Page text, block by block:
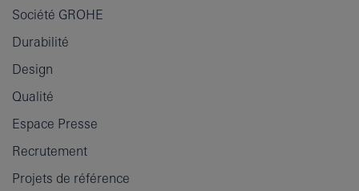
Société GROHE
Durabilité
Design
Qualité
Espace Presse
Recrutement
Projets de référence